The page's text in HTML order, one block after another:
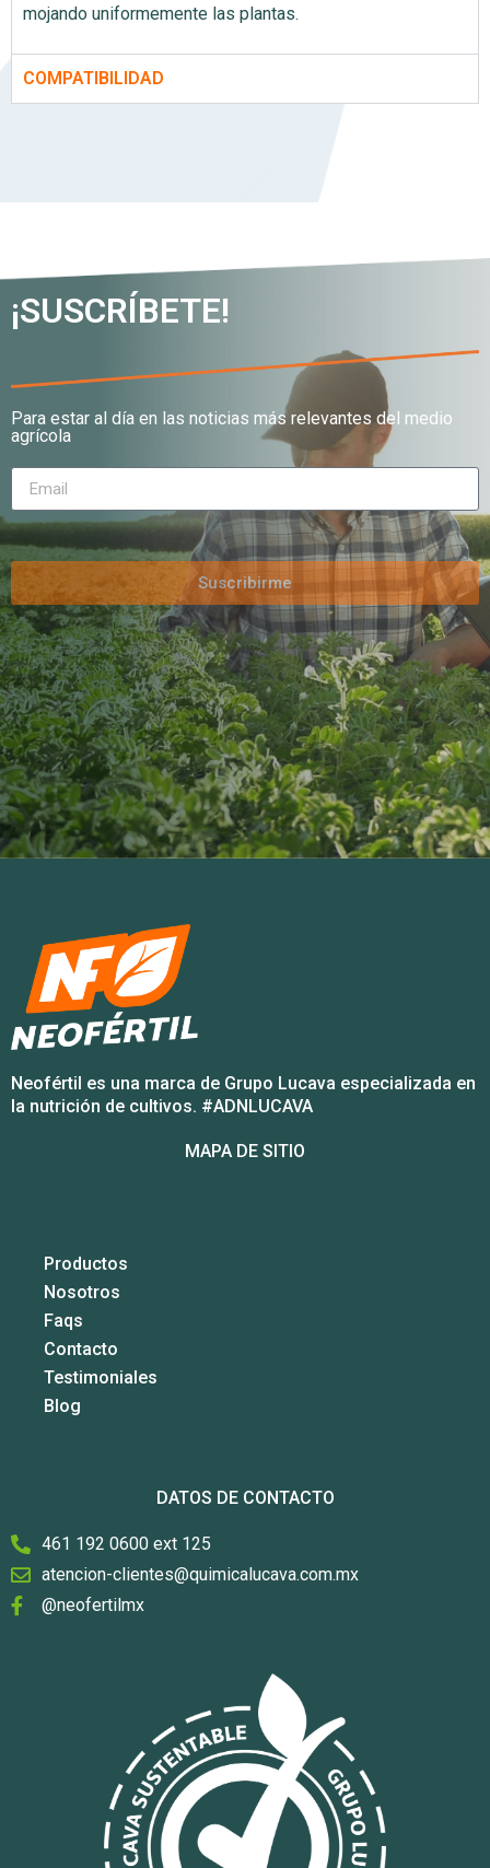
mojando uniformemente las plantas.
COMPATIBILIDAD
¡SUSCRÍBETE!
Para estar al día en las noticias más relevantes del medio
agrícola
Suscribirme
Neofértil es una marca de Grupo Lucava especializada en
la nutrición de cultivos. #ADNLUCAVA
MAPA DE SITIO
Productos
Nosotros
Faqs
Contacto
Testimoniales
Blog
DATOS DE CONTACTO
461 192 0600 ext 125
atencion-clientes@quimicalucava.com.mx
@neofertilmx